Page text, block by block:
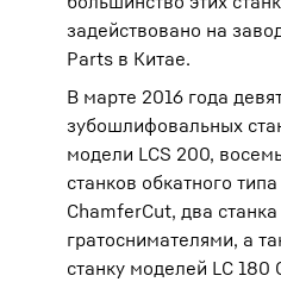
задействовано на
Parts в Китае.
В марте 2016 года
зубошлифовальных
модели LCS 200,
станков обкатного
ChamferCut, два станка
гратоснимателями, а
станку моделей LC 180